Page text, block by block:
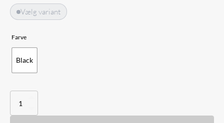
Vælg variant
Farve
Black
Helikon-
-